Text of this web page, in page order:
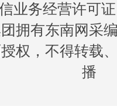
业务经营许可
拥有东南网采
权，不得转载
播